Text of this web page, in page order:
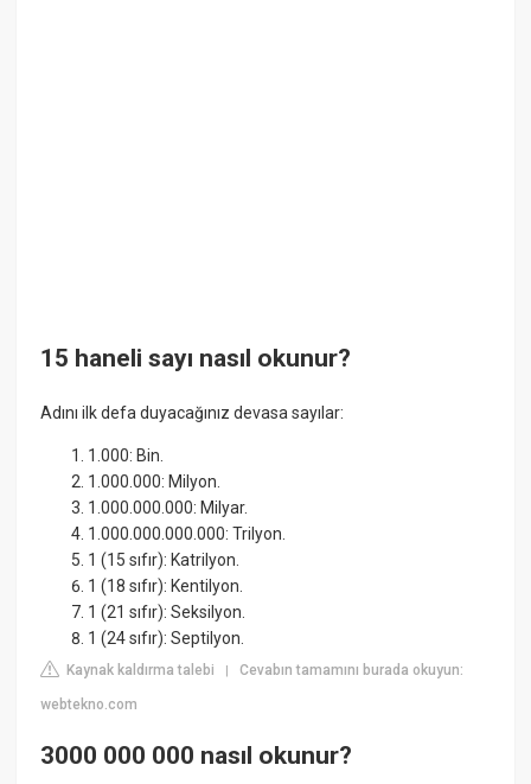
15 haneli sayı nasıl okunur?
Adını ilk defa duyacağınız devasa sayılar:
1.000: Bin.
1.000.000: Milyon.
1.000.000.000: Milyar.
1.000.000.000.000: Trilyon.
1 (15 sıfır): Katrilyon.
1 (18 sıfır): Kentilyon.
1 (21 sıfır): Seksilyon.
1 (24 sıfır): Septilyon.
Kaynak kaldırma talebi |Cevabın tamamını burada okuyun:
webtekno.com
3000 000 000 nasıl okunur?